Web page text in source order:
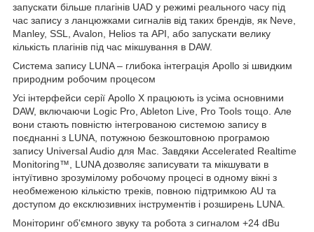
запускати більше плагінів UAD у режимі реального часу під
час запису з ланцюжками сигналів від таких брендів, як Neve,
Manley, SSL, Avalon, Helios та API, або запускати велику
кількість плагінів під час мікшування в DAW.
Система запису LUNA – глибока інтеграція Apollo зі швидким
природним робочим процесом
Усі інтерфейси серії Apollo X працюють із усіма основними
DAW, включаючи Logic Pro, Ableton Live, Pro Tools тощо. Але
вони стають повністю інтегрованою системою запису в
поєднанні з LUNA, потужною безкоштовною програмою
запису Universal Audio для Mac. Завдяки Accelerated Realtime
Monitoring™, LUNA дозволяє записувати та мікшувати в
інтуїтивно зрозумілому робочому процесі в одному вікні з
необмеженою кількістю треків, повною підтримкою AU та
доступом до ексклюзивних інструментів і розширень LUNA.
Моніторинг об'ємного звуку та робота з сигналом +24 dBu